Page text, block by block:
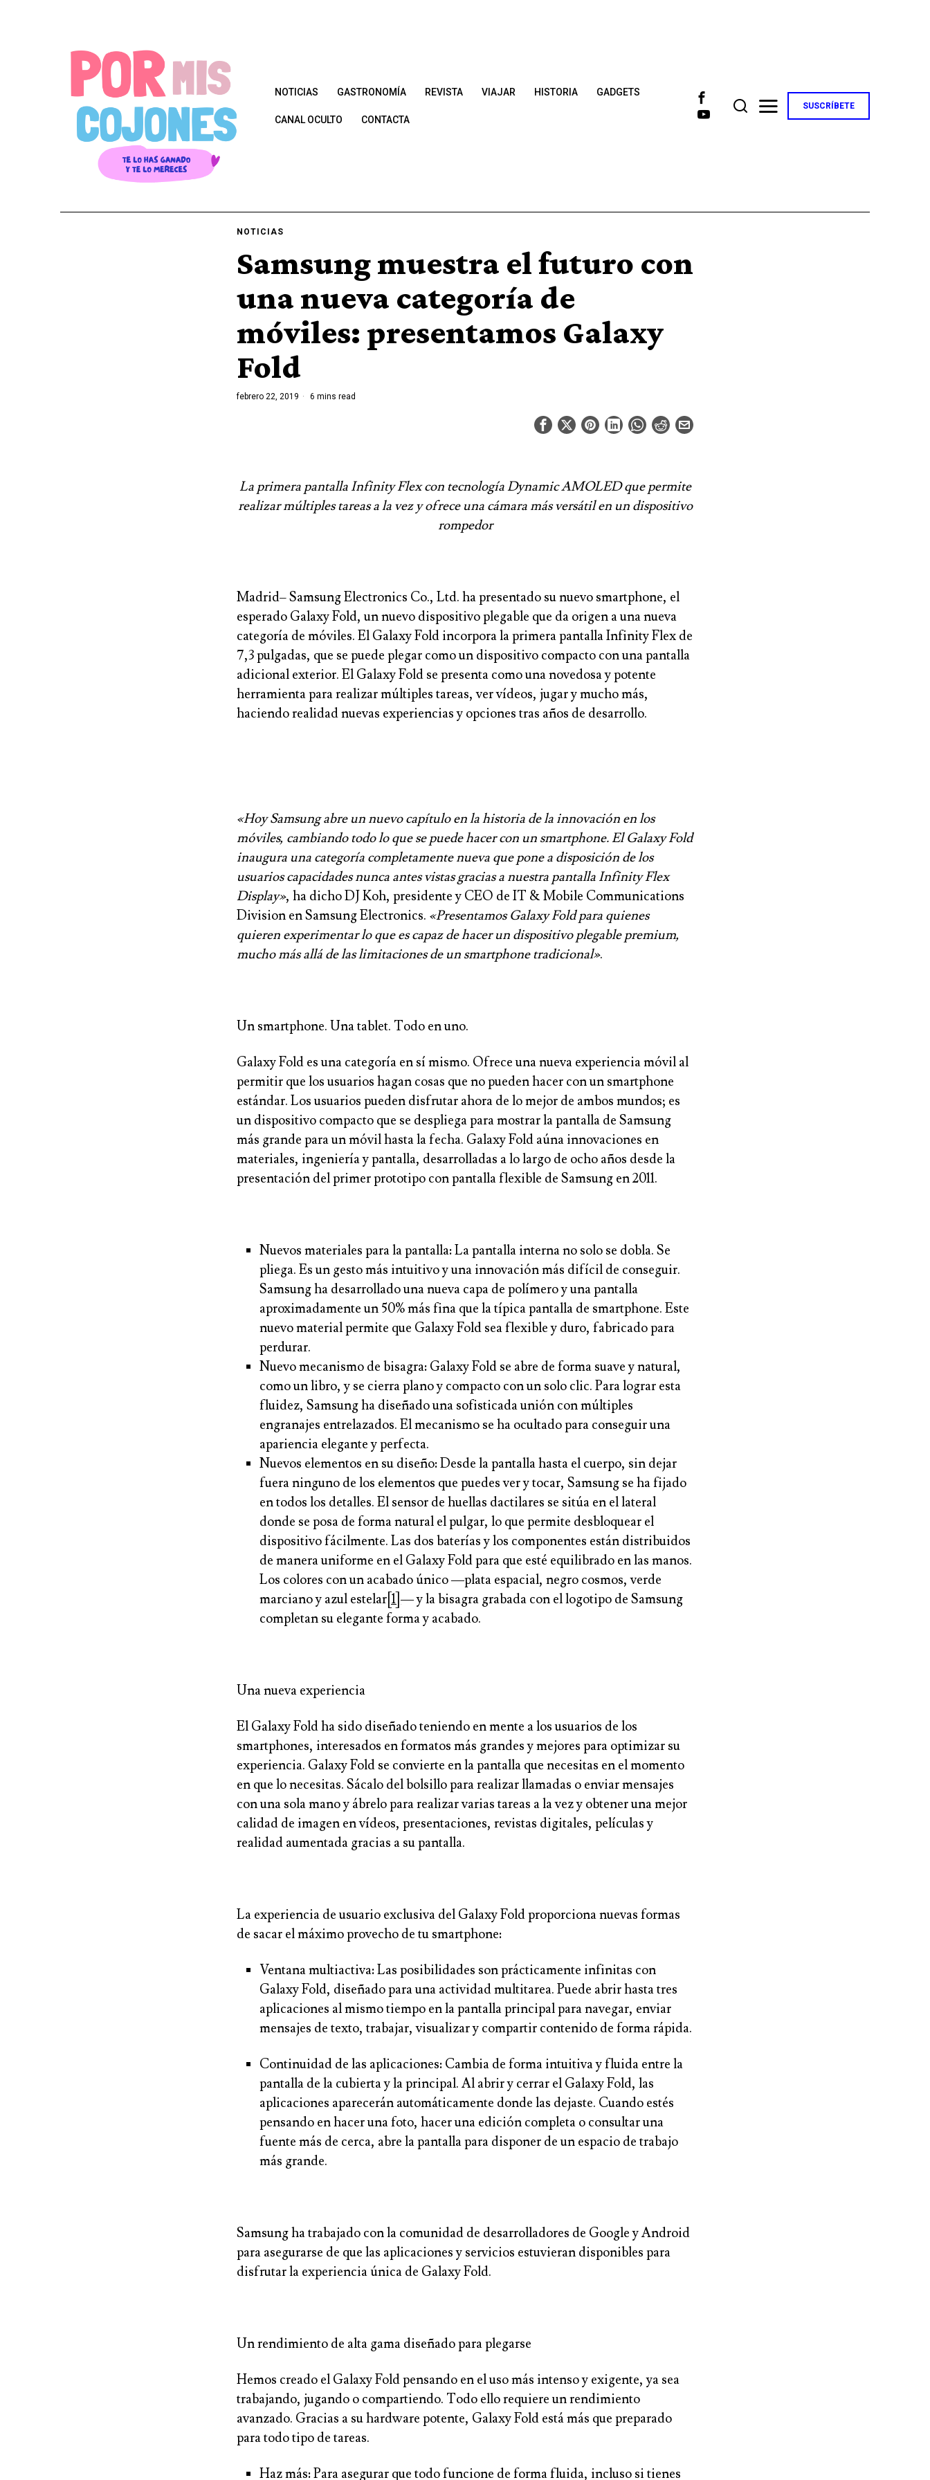
NOTICIAS GASTRONOMÍA REVISTA VIAJAR HISTORIA GADGETS
CANAL OCULTO CONTACTA
SUSCRÍBETE
NOTICIAS
Samsung muestra el futuro con
una nueva categoría de
móviles: presentamos Galaxy
Fold
febrero 22, 2019 6 mins read
La primera pantalla Infinity Flex con tecnología Dynamic AMOLED que permite
realizar múltiples tareas a la vez y ofrece una cámara más versátil en un dispositivo
rompedor
Madrid–Samsung Electronics Co., Ltd. hapresentado su nuevo smartphone, el
esperado Galaxy Fold, un nuevo dispositivo plegable que da origen a una nueva
categoría de móviles. El Galaxy Fold incorpora la primera pantalla Infinity Flex de
7,3 pulgadas, que se puede plegar como un dispositivo compacto con una pantalla
adicional exterior. El Galaxy Fold se presenta como una novedosa y potente
herramienta para realizar múltiples tareas, ver vídeos, jugar y mucho más,
haciendo realidad nuevas experiencias y opciones tras años de desarrollo.
«Hoy Samsung abre un nuevo capítulo en la historia de la innovación en los
móviles, cambiando todo lo que se puede hacer con un smartphone. El Galaxy Fold
inaugura una categoría completamente nueva que pone a disposición de los
usuarios capacidades nunca antes vistas gracias a nuestra pantalla Infinity Flex
Display», ha dicho DJ Koh, presidente y CEO de IT & Mobile Communications
Division en Samsung Electronics. «Presentamos Galaxy Fold para quienes
quieren experimentar lo que es capaz de hacer un dispositivo plegable premium,
mucho más allá de las limitaciones de un smartphone tradicional».
Un smartphone. Una tablet. Todo en uno.
Galaxy Fold es una categoría en sí mismo. Ofrece una nueva experiencia móvil al
permitir que los usuarios hagan cosas que no pueden hacer con un smartphone
estándar. Los usuarios pueden disfrutar ahora de lo mejor de ambos mundos; es
un dispositivo compacto que se despliega para mostrar la pantalla de Samsung
más grande para un móvil hasta la fecha. Galaxy Fold aúna innovaciones en
materiales, ingeniería y pantalla, desarrolladas a lo largo de ocho años desde la
presentación del primer prototipo con pantalla flexible de Samsung en 2011.
Nuevos materiales para la pantalla:La pantalla interna no solo se dobla. Se
pliega. Es un gesto más intuitivo y una innovación más difícil de conseguir.
Samsung ha desarrollado una nueva capa de polímero y una pantalla
aproximadamente un 50% más fina que la típica pantalla de smartphone. Este
nuevo material permite que Galaxy Fold sea flexible y duro, fabricado para
perdurar.
Nuevo mecanismo de bisagra: Galaxy Fold se abre de forma suave y natural,
como un libro, y se cierra plano y compacto con un solo clic. Para lograr esta
fluidez, Samsung ha diseñado una sofisticada unión con múltiples
engranajes entrelazados. El mecanismo se ha ocultado para conseguir una
apariencia elegante y perfecta.
Nuevos elementos en su diseño:Desde la pantalla hasta el cuerpo, sin dejar
fuera ninguno de los elementos que puedes ver y tocar, Samsung se ha fijado
en todos los detalles. El sensor de huellas dactilares se sitúa en el lateral
donde se posa de forma natural el pulgar, lo que permite desbloquear el
dispositivo fácilmente. Las dos baterías y los componentes están distribuidos
de manera uniforme en el Galaxy Fold para que esté equilibrado en las manos.
Los colores con un acabado único —plata espacial, negro cosmos, verde
marciano y azul estelar [1]— y la bisagra grabada con el logotipo de Samsung
completan su elegante forma y acabado.
Una nueva experiencia
El Galaxy Fold ha sido diseñado teniendo en mente a los usuarios de los
smartphones, interesados en formatos más grandes y mejores para optimizar su
experiencia. Galaxy Fold se convierte en la pantalla que necesitas en el momento
en que lo necesitas. Sácalo del bolsillo para realizar llamadas o enviar mensajes
con una sola mano y ábrelo para realizar varias tareas a la vez y obtener una mejor
calidad de imagen en vídeos, presentaciones, revistas digitales, películas y
realidad aumentada gracias a su pantalla.
La experiencia de usuario exclusiva del Galaxy Fold proporciona nuevas formas
de sacar el máximo provecho de tu smartphone:
Ventana multiactiva:Las posibilidades son prácticamente infinitas con
Galaxy Fold, diseñado para una actividad multitarea. Puede abrir hasta tres
aplicaciones al mismo tiempo en la pantalla principal para navegar, enviar
mensajes de texto, trabajar, visualizar y compartir contenido de forma rápida.
Continuidad de las aplicaciones: Cambia de forma intuitiva y fluida entre la
pantalla de la cubierta y la principal. Al abrir y cerrar el Galaxy Fold, las
aplicaciones aparecerán automáticamente donde las dejaste. Cuando estés
pensando en hacer una foto, hacer una edición completa o consultar una
fuente más de cerca, abre la pantalla para disponer de un espacio de trabajo
más grande.
Samsung ha trabajado con la comunidad de desarrolladores de Google y Android
para asegurarse de que las aplicaciones y servicios estuvieran disponibles para
disfrutar la experiencia única de Galaxy Fold.
Un rendimiento de alta gama diseñado para plegarse
Hemos creado el Galaxy Fold pensando en el uso más intenso y exigente, ya sea
trabajando, jugando o compartiendo. Todo ello requiere un rendimiento
avanzado. Gracias a su hardware potente, Galaxy Fold está más que preparado
para todo tipo de tareas.
Haz más:Para asegurar que todo funcione de forma fluida, incluso si tienes